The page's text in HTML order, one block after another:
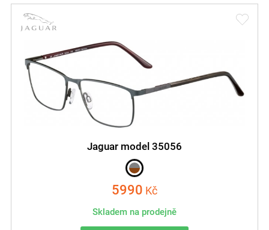
Jaguar model 35056
5990 Kč
Skladem na prodejně